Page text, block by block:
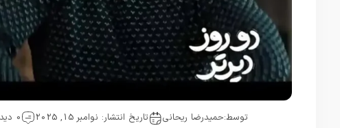
توسط:حمیدرضا ریحانی تاریخ انتشار: نوامبر 15, 2025 0 دیدگاه